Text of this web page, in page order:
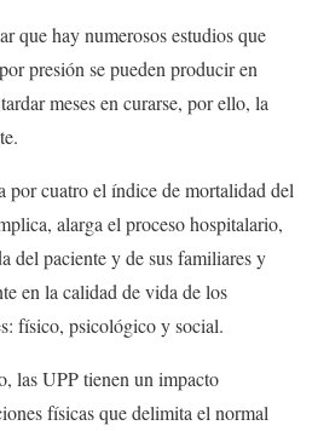
que hay numerosos estudios que
presión se pueden producir en
meses en curarse, por ello, la
por cuatro el índice de mortalidad del
alarga el proceso hospitalario,
del paciente y de sus familiares y
en la calidad de vida de los
físico, psicológico y social.
las UPP tienen un impacto
físicas que delimita el normal